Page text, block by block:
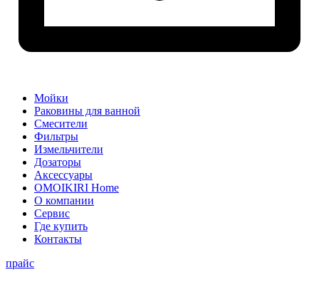
Мойки
Раковины для ванной
Смесители
Фильтры
Измельчители
Дозаторы
Аксессуары
OMOIKIRI Home
О компании
Сервис
Где купить
Контакты
прайс